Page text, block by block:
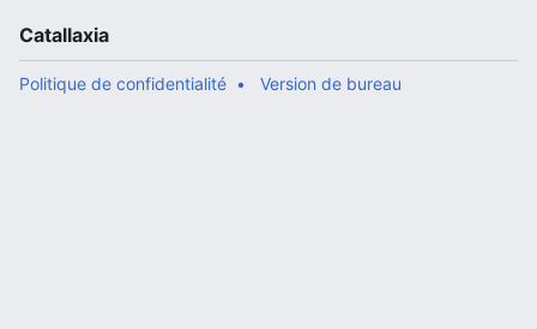
Catallaxia
Politique de confidentialité Version de bureau